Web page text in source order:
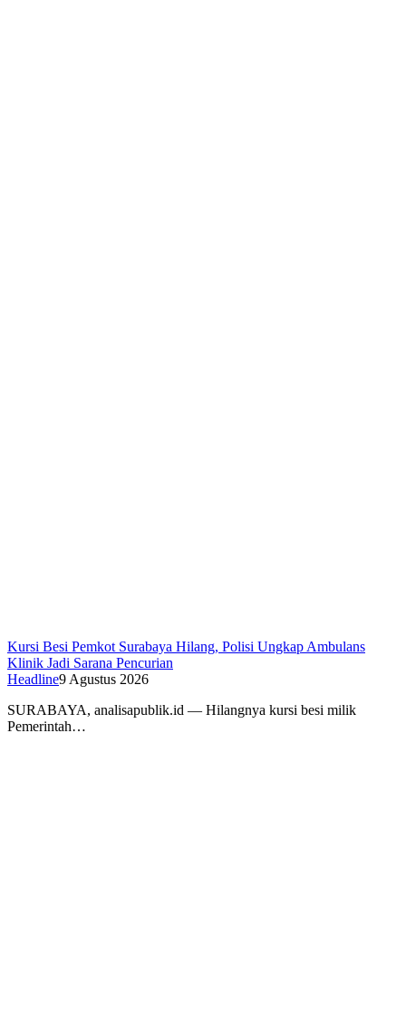
Kursi Besi Pemkot Surabaya Hilang, Polisi Ungkap Ambulans
Klinik Jadi Sarana Pencurian
Headline9 Agustus 2026
SURABAYA, analisapublik.id — Hilangnya kursi besi milik
Pemerintah…